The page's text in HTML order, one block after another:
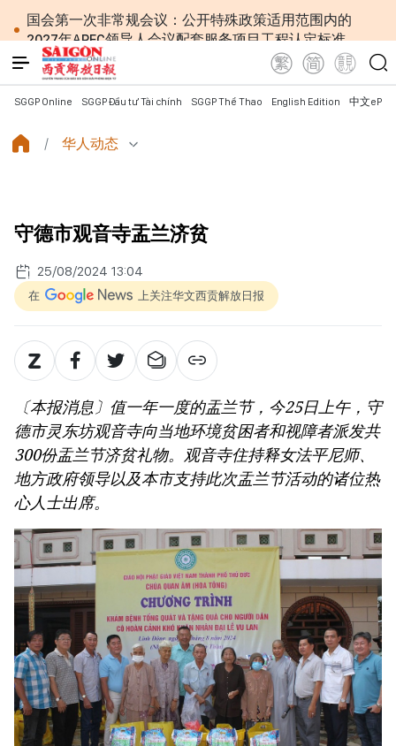
国会第一次非常规会议：公开特殊政策适用范围内的
2027年APEC领导人会议配套服务项目工程认定标准
越南第十六届国会第一次非常规会议：简化行政手续
但不削弱监管责任
越南国会主席陈青敏会见美国驻越南大使詹妮弗·威克
越南共产党中央总书记、国家主席苏林将对澳大利亚
和新西兰进行国事访问
党中央总书记、国家主席苏林：越南与马来西亚关系
党中央总书记、国家主席苏林：建设一部科学严谨、
简明精炼、便于执行且具有长远生命力的党章
苏林总书记、国家主席会见东盟国家驻河内使节：共
越南国会常务委员会会议：提交国会审议通过设立广
宁市和北宁市《决议》
SGGP Online SGGP Đầu tư Tài chính SGGP Thể Thao English Edition 中文
华人动态
守德市观音寺盂兰济贫
25/08/2024 13:04
在 上关注华文西贡解放日报
〔本报消息〕值一年一度的盂兰节，今25日上午，守
德市灵东坊观音寺向当地环境贫困者和视障者派发共
300份盂兰节济贫礼物。观音寺住持释女法平尼师、
地方政府领导以及本市支持此次盂兰节活动的诸位热
心人士出席。